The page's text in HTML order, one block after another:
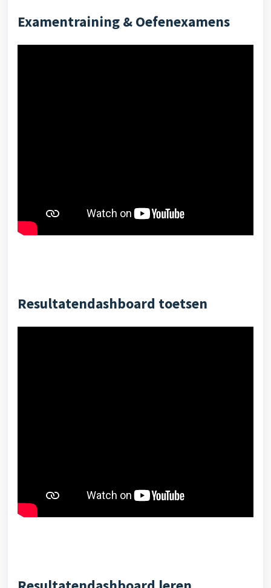
Examentraining & Oefenexamens
Resultatendashboard toetsen